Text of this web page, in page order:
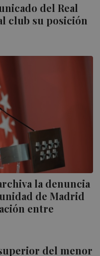
del Real
club su posición
la denuncia
de Madrid
entre
del menor